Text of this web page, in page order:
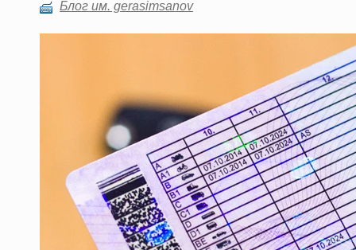
Блог им. gerasimsanov